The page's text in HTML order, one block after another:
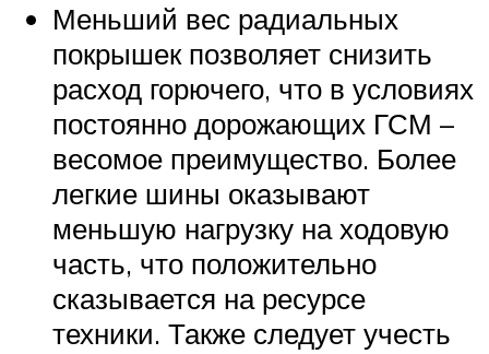
Меньший вес радиальных
покрышек позволяет снизить
расход горючего, что в условиях
постоянно дорожающих ГСМ –
весомое преимущество. Более
легкие шины оказывают
меньшую нагрузку на ходовую
часть, что положительно
сказывается на ресурсе
техники. Также следует учесть